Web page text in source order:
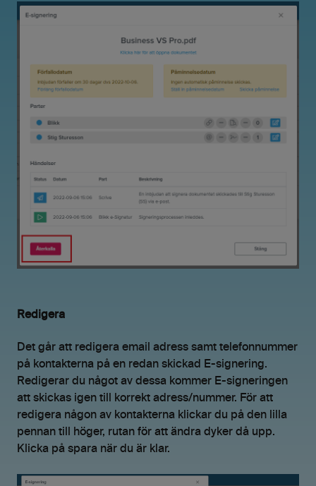
Redigera
Det går att redigera email adress samt telefonnummer
på kontakterna på en redan skickad E-signering.
Redigerar du något av dessa kommer E-signeringen
att skickas igen till korrekt adress/nummer. För att
redigera någon av kontakterna klickar du på den lilla
pennan till höger, rutan för att ändra dyker då upp.
Klicka på spara när du är klar.